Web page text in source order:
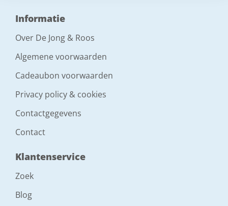
Informatie
Over De Jong & Roos
Algemene voorwaarden
Cadeaubon voorwaarden
Privacy policy & cookies
Contactgegevens
Contact
Klantenservice
Zoek
Blog